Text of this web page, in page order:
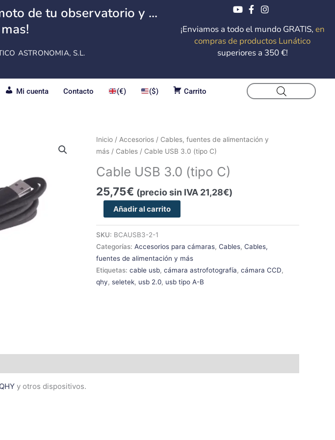
de tu observatorio y ...
ASTRONOMIA, S.L.
¡Enviamos a todo el mundo GRATIS, en
compras de productos Lunático
superiores a 350 €!
Mi cuenta Contacto (€) ($) Carrito
Inicio / Accesorios / Cables, fuentes de alimentación y
más / Cables / Cable USB 3.0 (tipo C)
Cable USB 3.0 (tipo C)
25,75€ (precio sin IVA 21,28€)
Cable
USB
(tipo
C)
cantidad
Añadir al carrito
SKU: BCAUSB3-2-1
Categorías:Accesorios para cámaras,Cables,Cables,
fuentes de alimentación y más
Etiquetas:cable usb,cámara astrofotografía,cámara CCD,
qhy,seletek, usb 2.0, usb tipo A-B
y otros dispositivos.